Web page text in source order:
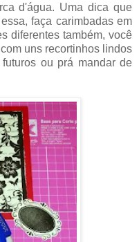
d'água. Uma dica que
faça carimbadas em
diferentes também, você
uns recortinhos lindos
ou prá mandar de